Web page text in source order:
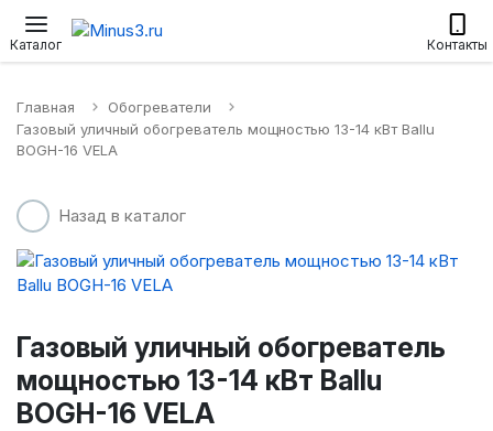
Каталог Контакты
Настенные сплит-системы
Главная
Обогреватели
Газовый уличный обогреватель мощностью 13-14 кВт Ballu
BOGH-16 VELA
Назад в каталог
Газовый уличный обогреватель
мощностью 13-14 кВт Ballu
BOGH-16 VELA